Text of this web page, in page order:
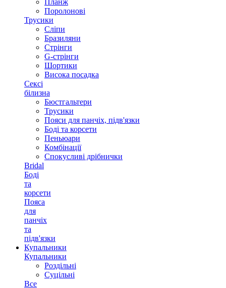
Планж
Поролонові
Трусики
Сліпи
Бразиляни
Стрінги
G-стрінги
Шортики
Висока посадка
Сексі
білизна
Бюстгальтери
Трусики
Пояси для панчіх, підв'язки
Боді та корсети
Пеньюари
Комбінації
Спокусливі дрібнички
Bridal
Боді
та
корсети
Пояса
для
панчіх
та
підв'язки
Купальники
Купальники
Роздільні
Суцільні
Все